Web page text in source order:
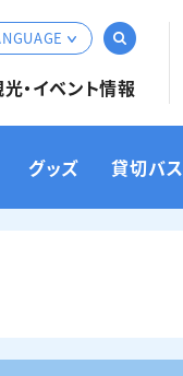
・イベント情報
한국어グッズ 貸切バス